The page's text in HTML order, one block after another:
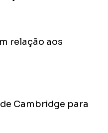
relação aos
Cambridge para